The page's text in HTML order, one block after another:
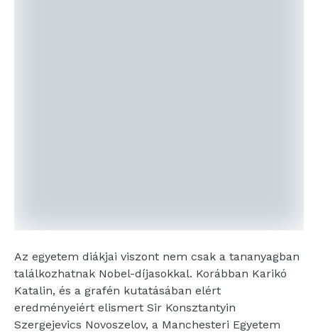
Az egyetem diákjai viszont nem csak a tananyagban
találkozhatnak Nobel-díjasokkal. Korábban Karikó
Katalin, és a grafén kutatásában elért
eredményeiért elismert Sir Konsztantyin
Szergejevics Novoszelov, a Manchesteri Egyetem